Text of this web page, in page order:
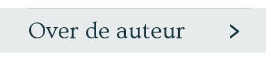
Over de auteur